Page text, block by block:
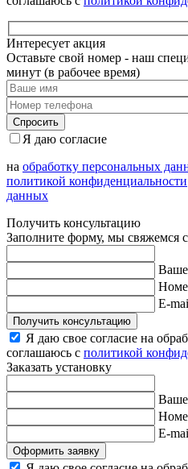
Интересует акция
Оставьте свой номер - наш
минут (в рабочее время)
Я даю согласие
на обработку персональных
политикой конфиденциальности
данных
Получить консультацию
Заполните форму, мы свяжемся
E-
Получить консультацию
Я даю свое согласие на
соглашаюсь с политикой
Заказать установку
E-
Оформить заявку